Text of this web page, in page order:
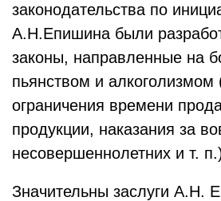
законодательства по
А.Н.Епишина были
законы, направленные на
пьянством и алкоголизмом
ограничения времени
продукции, наказания за
несовершеннолетних и т.
Значительны заслуги А.Н.